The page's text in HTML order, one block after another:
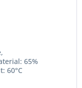
65%
60°C